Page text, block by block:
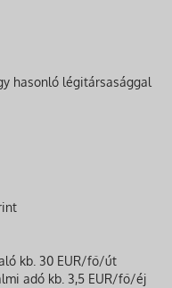
hasonló légitársasággal
kb. 30 EUR/fő/út
adó kb. 3,5 EUR/fő/éj